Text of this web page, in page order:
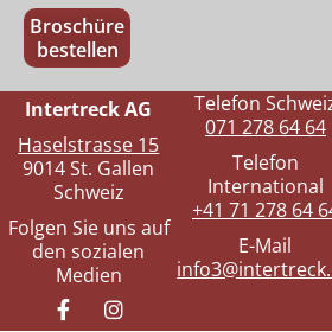
Broschüre
bestellen
Intertreck AG
Haselstrasse 15
9014 St. Gallen
Schweiz
Folgen Sie uns auf
den sozialen
Medien
Telefon
071 278 64 64
Telefon
International
+41 71 278 64
E-Mail